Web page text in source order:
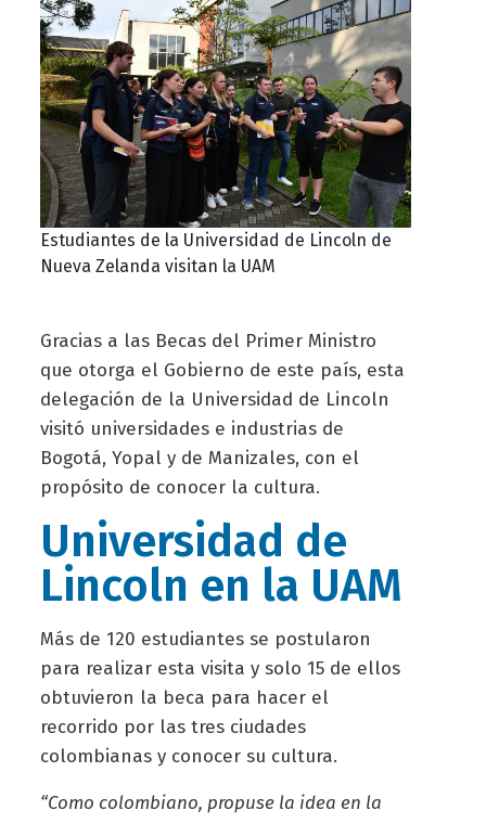
Estudiantes de la Universidad de Lincoln de
Nueva Zelanda visitan la UAM
Gracias a las Becas del Primer Ministro
que otorga el Gobierno de este país, esta
delegación de la Universidad de Lincoln
visitó universidades e industrias de
Bogotá, Yopal y de Manizales, con el
propósito de conocer la cultura.
Universidad de
Lincoln en la UAM
Más de 120 estudiantes se postularon
para realizar esta visita y solo 15 de ellos
obtuvieron la beca para hacer el
recorrido por las tres ciudades
colombianas y conocer su cultura.
“Como colombiano, propuse la idea en la